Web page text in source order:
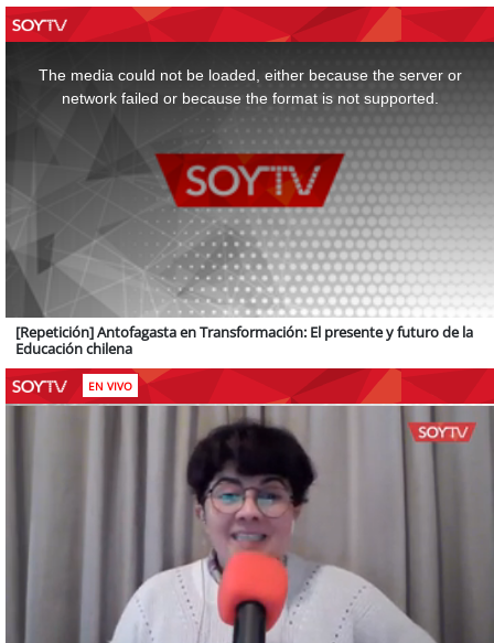
The media could not be loaded, either because the server or
network failed or because the format is not supported.
[Repetición] Antofagasta en Transformación: El presente y futuro de la
Educación chilena
EN VIVO